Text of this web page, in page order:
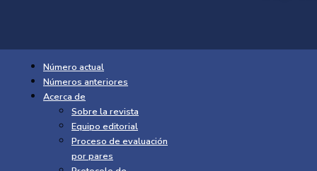
Número actual
Números anteriores
Acerca de
Sobre la revista
Equipo editorial
Proceso de evaluación
por pares